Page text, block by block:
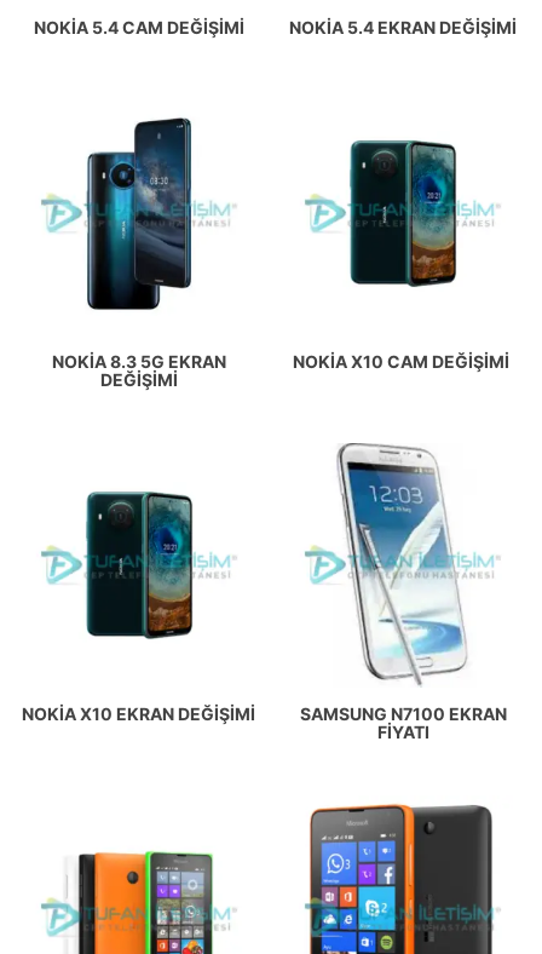
NOKIA 5.4 CAM DEĞIŞIMI NOKIA 5.4 EKRAN DEĞIŞIMI
NOKIA 8.3 5G EKRAN
DEĞIŞIMI
NOKIA X10 CAM DEĞIŞIMI
NOKIA X10 EKRAN DEĞIŞIMI
SAMSUNG N7100 EKRAN
FIYATI